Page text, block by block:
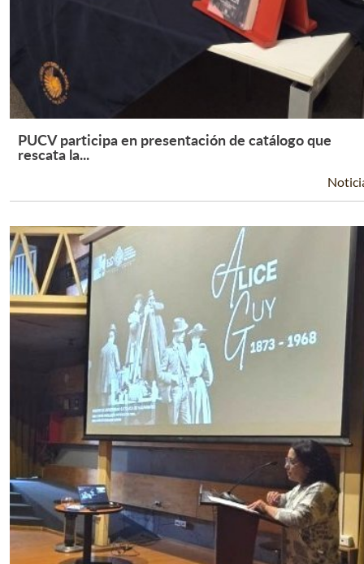
Leer Más +
PUCV participa en presentación de catálogo que
rescata la...